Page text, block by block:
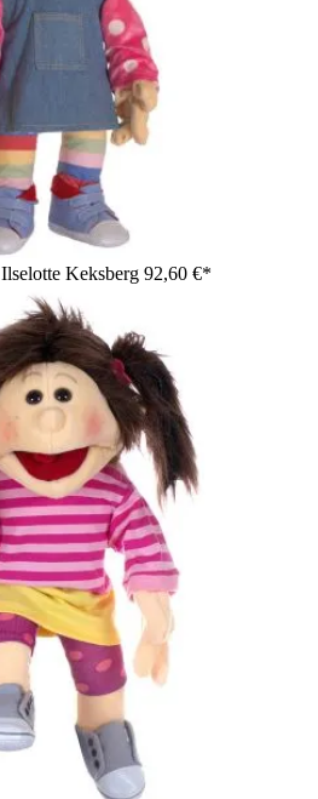
Keksberg 92,60 €*